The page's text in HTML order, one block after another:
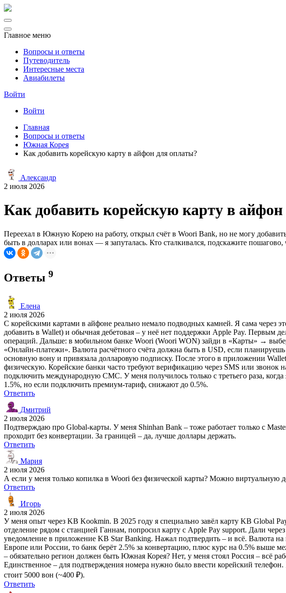
Главное меню
Вопросы и ответы
Путеводитель
Интересные места
Авиабилеты
Войти
Войти
Главная
Вопросы и ответы
Южная Корея
Как добавить корейскую карту в айфон для оплаты?
Александр
2 июля 2026
Как добавить корейскую карту в
Переехал в Южную Корею на работу, открыл счёт в Woori Bank, но не могу
быть в долларах или вонах — я запуталась. Кто сталкивался, подскажите
Ответы 9
Елена
2 июля 2026
С корейскими картами в айфоне реально немало подводных камней. Я сама через
добавить в Wallet) и обычная дебетовая – у неё нет поддержки Apple Pay. Первым
операций. Дальше: в мобильном банке Woori (Woori WON) зайди в «Карты» →
«Онлайн-платежи». Валюта расчётного счёта должна быть в USD, если
основную вону и привязала долларовую подписку. После этого в приложении
физическую. Корейские банки часто требуют верификацию через SMS или звонок
подключить международную СМС. У меня получилось только с третьего раза,
1.5%, но если подключить премиум-тариф, снижают до 0.5%.
Ответить
Дмитрий
2 июля 2026
Подтверждаю про Global-карты. У меня Shinhan Bank – тоже работает только с
проходит без конвертации. За границей – да, лучше доллары держать.
Ответить
Мария
2 июля 2026
А если у меня только копилка в Woori без физической карты? Можно
Ответить
Игорь
2 июля 2026
У меня опыт через KB Kookmin. В 2025 году я специально завёл карту KB Global
отделение рядом с станцией Ганнам, попросил карту с Apple Pay support. Дали
уведомление в приложение KB Star Banking. Нажал подтвердить – и всё. Валюта
Европе или России, то банк берёт 2.5% за конвертацию, плюс курс на 0.5% выше
– обязательно регион должен быть Южная Корея? Нет, у меня стоял Россия – всё
Единственное – для подтверждения номера нужно было ввести корейский
стоит 5000 вон (~400 ₽).
Ответить